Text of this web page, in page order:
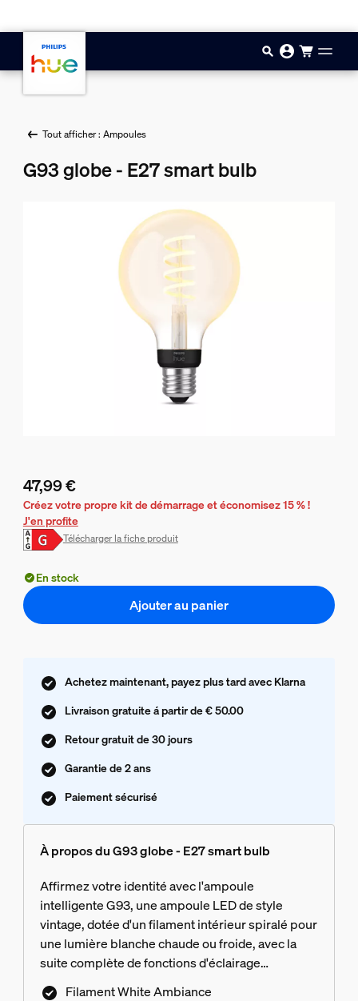
Tout afficher : Ampoules
G93 globe - E27 smart bulb
Le prix actuel est 47,99 €
47,99 €
Créez votre propre kit de démarrage et économisez 15 % !
J'en profite
Télécharger la fiche produit
En stock
Ajouter au panier
Achetez maintenant, payez plus tard avec Klarna
Livraison gratuite á partir de € 50.00
Retour gratuit de 30 jours
Garantie de 2 ans
Paiement sécurisé
À propos du G93 globe - E27 smart bulb
Affirmez votre identité avec l'ampoule
intelligente G93, une ampoule LED de style
vintage, dotée d'un filament intérieur spiralé pour
une lumière blanche chaude ou froide, avec la
suite complète de fonctions d'éclairage
intelligent.
Filament White Ambiance